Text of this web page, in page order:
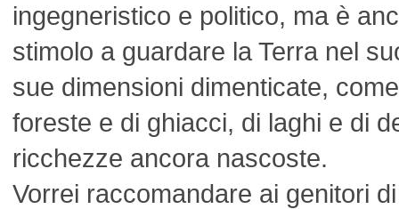
ingegneristico e politico, ma è
stimolo a guardare la Terra nel
sue dimensioni dimenticate,
foreste e di ghiacci, di laghi e di
ricchezze ancora nascoste.
Vorrei raccomandare ai genitori